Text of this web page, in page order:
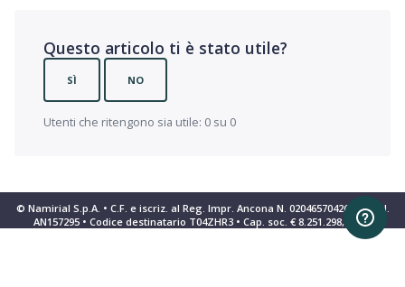
Questo articolo ti è stato utile?
SÌ NO
Utenti che ritengono sia utile: 0 su 0
© Namirial S.p.A. • C.F. e iscriz. al Reg. Impr. Ancona N. 02046570426 • REA N.
AN157295 • Codice destinatario T04ZHR3 • Cap. soc. € 8.251.298,70 i.v.